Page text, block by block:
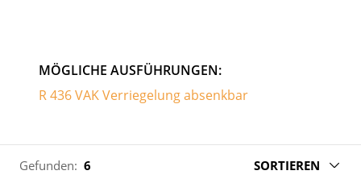
MÖGLICHE AUSFÜHRUNGEN:
R 436 VAK Verriegelung absenkbar
Gefunden: 6 SORTIEREN